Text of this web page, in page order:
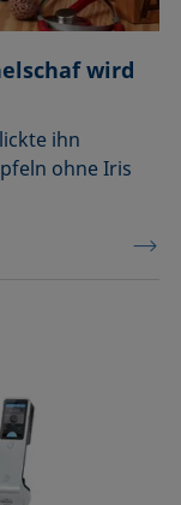
wird
ihn
ohne Iris